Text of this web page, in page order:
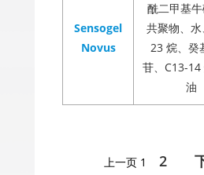
Sensogel
Novus
酰二甲基
共聚物、
23 烷、癸
苷、C13-14
油
上一页 1 2